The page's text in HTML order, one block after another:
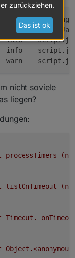
verwenden.
bzw. mehrere
an
via
einmalig oder
auf Git .
info
	info
Start
info
info
warn
nicht soviele
liegen?
processTimers
listOnTimeout
zurückziehen.
Das ist ok